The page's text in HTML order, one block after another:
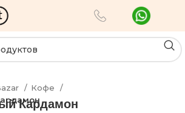
Кофе
Кардамон